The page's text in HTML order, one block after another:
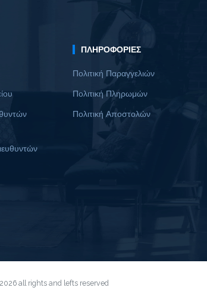
ΠΛΗΡΟΦΟΡΊΕΣ
Πολιτική Παραγγελιών
Πολιτική Πληρωμών
Πολιτική Αποστολών
all rights and lefts reserved